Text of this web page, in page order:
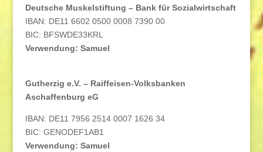
Deutsche Muskelstiftung – Bank für Sozialwirtschaft
IBAN: DE11 6602 0500 0008 7390 00
BIC: BFSWDE33KRL
Verwendung: Samuel
Gutherzig e.V. – Raiffeisen-Volksbanken
Aschaffenburg eG
IBAN: DE11 7956 2514 0007 1626 34
BIC: GENODEF1AB1
Verwendung: Samuel